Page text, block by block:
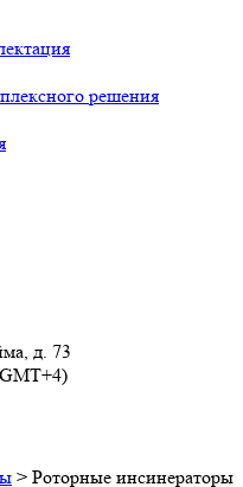
решения
д. 73
> Роторные инсинераторы